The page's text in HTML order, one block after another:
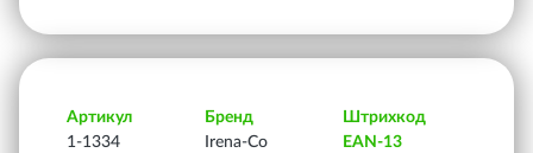
Артикул
1-1334
Бренд
Irena-Co
Штрихкод
EAN-13